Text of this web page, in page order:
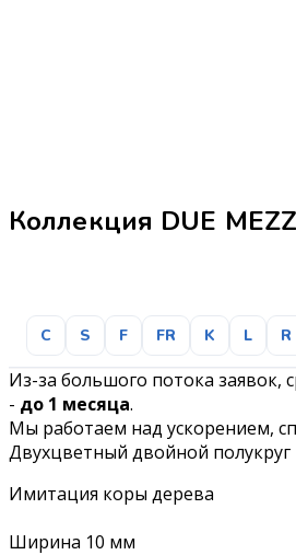
Коллекция DUE
C S F FR K L R
Из-за большого потока заявок,
- до 1 месяца.
Мы работаем над ускорением,
Двухцветный двойной полукруг
Имитация коры дерева
Ширина 10 мм